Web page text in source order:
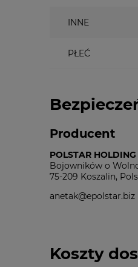
INNE
PŁEĆ
Producent
POLSTAR
Bojowników o
75-209 Koszalin,
anetak@epolstar.biz
Koszty